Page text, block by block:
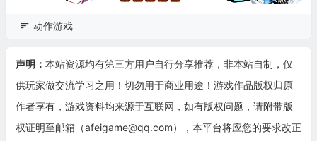
动作游戏
声明： 本站资源均有第三方用户自行分享推荐，非本站自制，仅
供玩家做交流学习之用！切勿用于商业用途！游戏作品版权归原
作者享有，游戏资料均来源于互联网，如有版权问题，请附带版
权证明至邮箱（afeigame@qq.com），本平台将应您的要求改正